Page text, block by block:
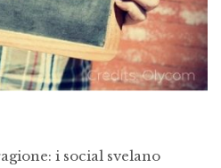
i social svelano